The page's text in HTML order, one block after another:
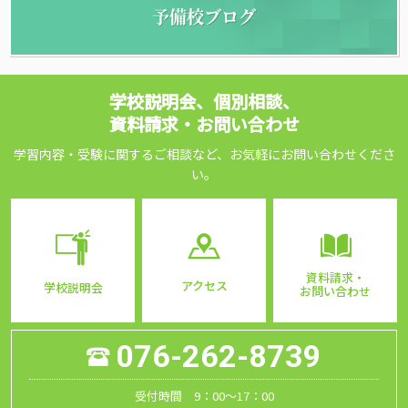
予備校ブログ
学校説明会、個別相談、
資料請求・お問い合わせ
学習内容・受験に関するご相談など、お気軽にお問い合わせくださ
い。
学校説明会 アクセス 資料請求・
お問い合わせ
076-262-8739
受付時間 9：00～17：00